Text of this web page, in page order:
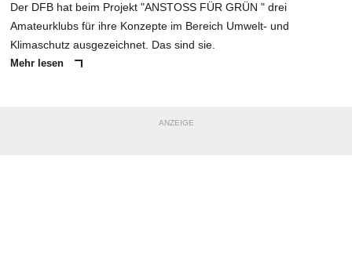
Der DFB hat beim Projekt "ANSTOSS FÜR GRÜN " drei
Amateurklubs für ihre Konzepte im Bereich Umwelt- und
Klimaschutz ausgezeichnet. Das sind sie.
Mehr lesen
ANZEIGE